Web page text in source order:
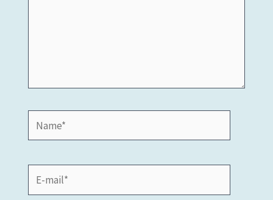
Name*
mail*